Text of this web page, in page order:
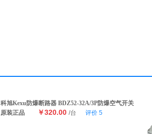
科旭Kexu防爆断路器 BDZ52-32A/3P防爆空气开关
原装正品
￥320.00 /台 评价 5